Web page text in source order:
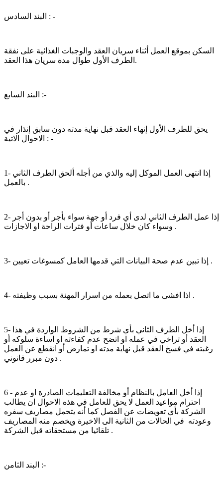
البند السادس : -
السكن بموقع العمل أثناء سريان العقد والوجبات الغذائية على نفقة
الطرف الأول طوال مدة سريان هذا العقد.
البند السابع :-
يحق للطرف الأول إنهاء العقد قبل نهاية مدته دون سابق إنذار في
الاحوال الاتية : -
1- إذا انتهى العمل الموكل إليه والذي من أجله ألحق الطرف الثاني
بالعمل .
2- إذا عمل الطرف الثاني لدى أي فرد أو جهة سواء بأجر أو بدون أجر
وسواء كان خلال ساعات أو فترات الراحة او الاجازات .
3- إذا تبين عدم صحة البيانات التي قدمها العامل كمسوغات تعيين .
4- اذا افشى ما اتصل بعمله من اسرار المهنة بسبب وظيفته .
5- إذا أخل الطرف الثاني بأي شرط من الشروط الواردة في هذا
العقد أو تراخي في عمله او اتضح عدم كفاءته او اساءة سلوكه أو
رغبته في فسخ العقد قبل نهاية مدته او تمارض أو انقطع عن العمل
دون مبرر قانوني .
6 - إذا أخل العامل بالنظام أو مخالفة التعليمات الصادرة او عدم
احترام مواعيد العمل لا يحق للعامل في هذه الاحوال ان يطالب
الشركة بأي تعويضات عن الفصل كما أنه يتحمل مصاريف سفره
وعودته في الحالات من الثانية الى الاخيرة ويخصم منه المصاريف
تلقائيا من مستحقاته قبل الشركة .
البند الثامن :-